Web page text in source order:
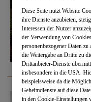
Diese Seite nutzt Website
ihre Dienste anzubieten,
Interessen der Nutzer
der Verwendung von
personenbezogener Daten
die Weitergabe an Dritte zu
Drittanbieter-Dienste
insbesondere in die USA.
beispielsweise da die
Geheimdienste auf diese
in den Cookie-Einstellungen